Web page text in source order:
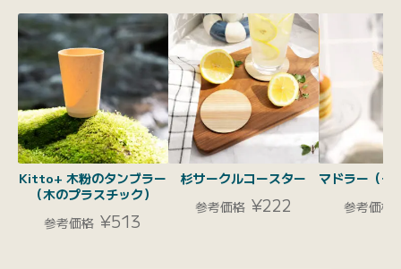
Kitto+ 木粉のタンブラー
（木のプラスチック）
参考価格 ¥513
杉サークルコースター
参考価格 ¥222
マドラー（チ
参考価格